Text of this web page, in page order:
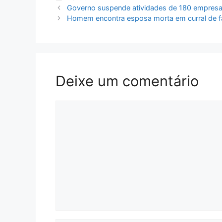
Governo suspende atividades de 180
Homem encontra esposa morta em curral de
Deixe um comentário